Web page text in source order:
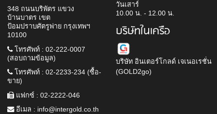
348 ถนนบริพัตร แขวง
บ้านบาตร เขต
ป้อมปราบศัตรูพ่าย กรุงเทพฯ
10100
โทรศัพท์ : 02-222-0007
(สอบถามข้อมูล)
โทรศัพท์ : 02-2233-234 (ซื้อ-
ขาย)
แฟกซ์ : 02-2222-046
อีเมล : info@intergold.co.th
วันเสาร์
10.00 น. - 12.00 น.
บริษัทในเครือ
บริษัท อินเตอร์โกลด์ เจเนอเรชั่น
(GOLD2go)